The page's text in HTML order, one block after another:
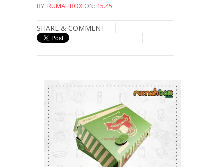
BY: RUMAHBOX ON: 15.45
SHARE & COMMENT